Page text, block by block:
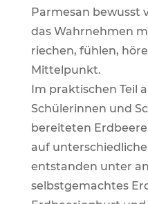
Parmesan bewusst
das Wahrnehmen
riechen, fühlen,
Mittelpunkt.
Im praktischen Teil
Schülerinnen und
bereiteten
auf unterschiedliche
entstanden unter
selbstgemachtes